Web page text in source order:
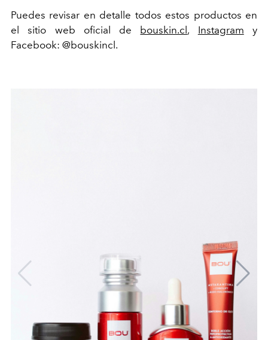
Puedes revisar en detalle todos estos productos en
el sitio web oficial de bouskin.cl, Instagram y
Facebook: @bouskincl.